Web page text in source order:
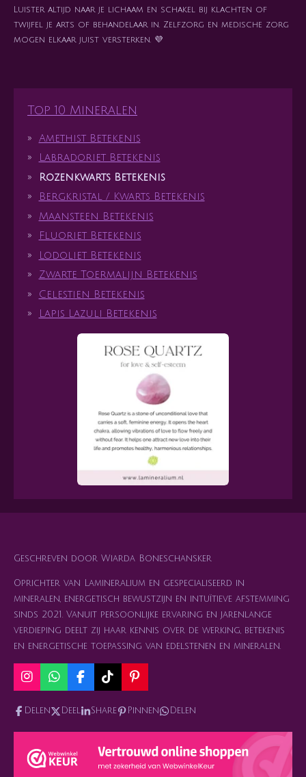
Luister altijd naar je lichaam en schakel bij klachten of
twijfel je arts of behandelaar in. Zelfzorg en medische zorg
mogen elkaar juist versterken. 💜
Top 10 Mineralen
Amethist Betekenis
Labradoriet Betekenis
Rozenkwarts Betekenis
Bergkristal / Kwarts Betekenis
Maansteen Betekenis
Fluoriet Betekenis
Lodoliet Betekenis
Zwarte Toermalijn Betekenis
Celestien Betekenis
Lapis Lazuli Betekenis
Geschreven door Wiarda Boneschansker
Oprichter van Lamineralium en gespecialiseerd in
mineralen, energetisch bewustzijn en intuïtieve afstemming
sinds 2021. Vanuit persoonlijke ervaring en jarenlange
verdieping deelt zij haar kennis over de werking, betekenis
en energetische toepassing van edelstenen en mineralen.
I
n
s
a
r
a
W
h
a
t
s
p
p
F
a
c
e
b
T
i
k
o
P
i
n
e
e
s
Delen Deel Share Pinnen Delen